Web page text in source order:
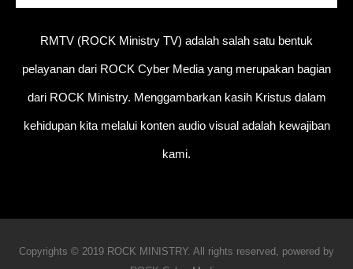
RMTV (ROCK Ministry TV) adalah salah satu bentuk
pelayanan dari ROCK Cyber Media yang merupakan bagian
dari ROCK Ministry. Menggambarkan kasih Kristus dalam
kehidupan kita melalui konten audio visual adalah kewajiban
kami.
Copyrights © 2019 ROCK MINISTRY. All rights reserved, powered by